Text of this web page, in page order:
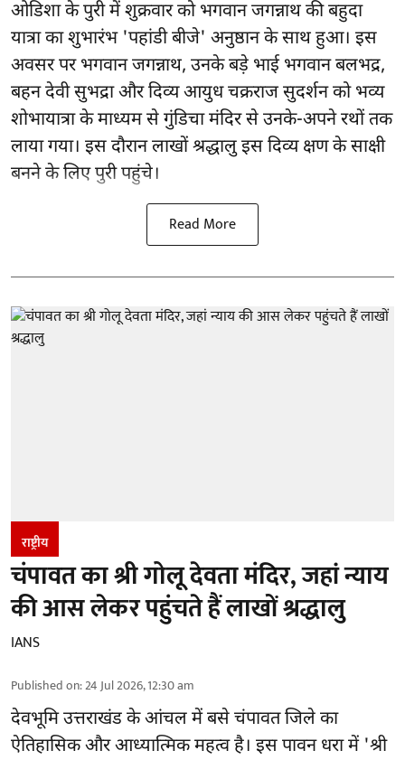
ओडिशा के पुरी में शुक्रवार को भगवान जगन्नाथ की बहुदा
यात्रा का शुभारंभ 'पहांडी बीजे' अनुष्ठान के साथ हुआ। इस
अवसर पर भगवान जगन्नाथ, उनके बड़े भाई भगवान बलभद्र,
बहन देवी सुभद्रा और दिव्य आयुध चक्रराज सुदर्शन को भव्य
शोभायात्रा के माध्यम से गुंडिचा मंदिर से उनके-अपने रथों तक
लाया गया। इस दौरान लाखों श्रद्धालु इस दिव्य क्षण के साक्षी
बनने के लिए पुरी पहुंचे।
Read More
राष्ट्रीय
चंपावत का श्री गोलू देवता मंदिर, जहां न्याय
की आस लेकर पहुंचते हैं लाखों श्रद्धालु
IANS
Published on:24 Jul 2026, 12:30 am
देवभूमि उत्तराखंड के आंचल में बसे चंपावत जिले का
ऐतिहासिक और आध्यात्मिक महत्व है। इस पावन धरा में 'श्री